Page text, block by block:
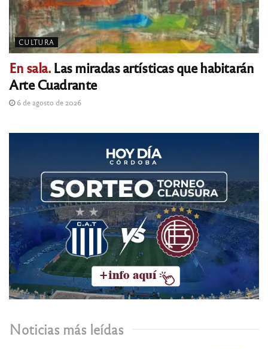
CULTURA
En sala.Las miradas artísticas que habitarán
Arte Cuadrante
6 de agosto de 2026
Noticias más leídas